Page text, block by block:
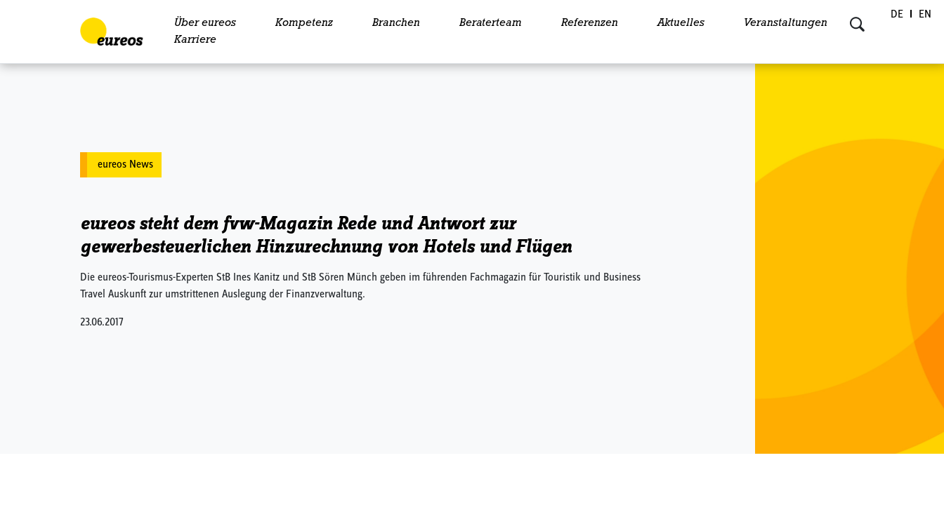
Über eureos Kompetenz Branchen Beraterteam Referenzen Aktuelles
Veranstaltungen
Karriere
DE EN
eureos News
eureos steht dem fvw-Magazin Rede und Antwort zur
gewerbesteuerlichen Hinzurechnung von Hotels und Flügen
Die eureos-Tourismus-Experten StB Ines Kanitz und StB Sören Münch geben im führenden Fachmagazin für Touristik und Business
Travel Auskunft zur umstrittenen Auslegung der Finanzverwaltung.
23.06.2017